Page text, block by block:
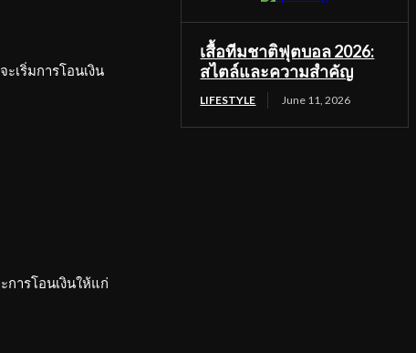
เริ่มการโอนเงิน
การโอนเงินให้แก่
เสื้อทีมชาติฟุตบอล 2026:
สไตล์และความสำคัญ
LIFESTYLE June 11, 2026